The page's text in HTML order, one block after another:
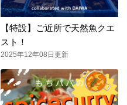
【特設】ご近所で天然魚クエ
スト！
2025年12年08日更新